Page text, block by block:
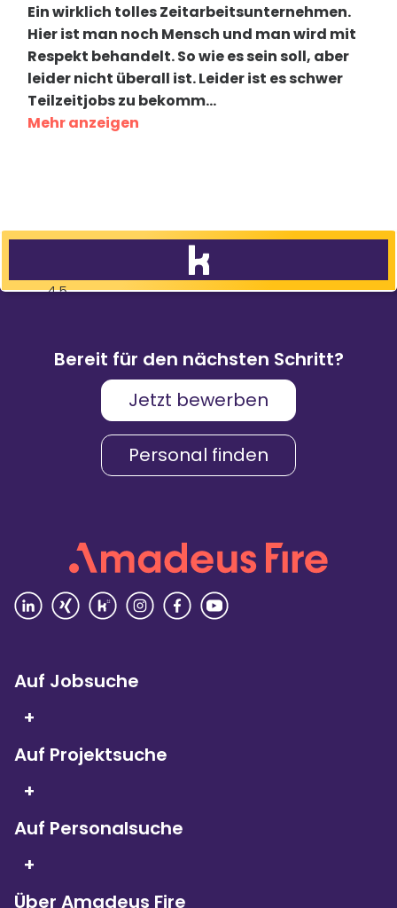
Ein wirklich tolles Zeitarbeitsunternehmen.
Hier ist man noch Mensch und man wird mit
Respekt behandelt. So wie es sein soll, aber
leider nicht überall ist. Leider ist es schwer
Teilzeitjobs zu bekomm...
Mehr anzeigen
4,5
Bewertungen
Weiterempfehlungen
Karriere & Gehalt
4,2
Unternehmenskultur
4,3
4,4
Rezensionen lesen
Kununu Top Company – dank
über 9.000Bewertungen!
Bereit für den nächsten Schritt?
Jetzt bewerben
Personal finden
Auf Jobsuche
+
Auf Projektsuche
+
Auf Personalsuche
+
Über Amadeus Fire